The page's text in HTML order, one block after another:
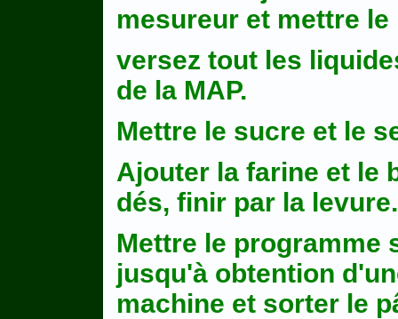
mesureur et mettre
versez tout les
de la MAP.
Mettre le sucre et le
Ajouter la farine et le
dés, finir par la levure.
Mettre le programme
jusqu'à obtention
machine et sorter le